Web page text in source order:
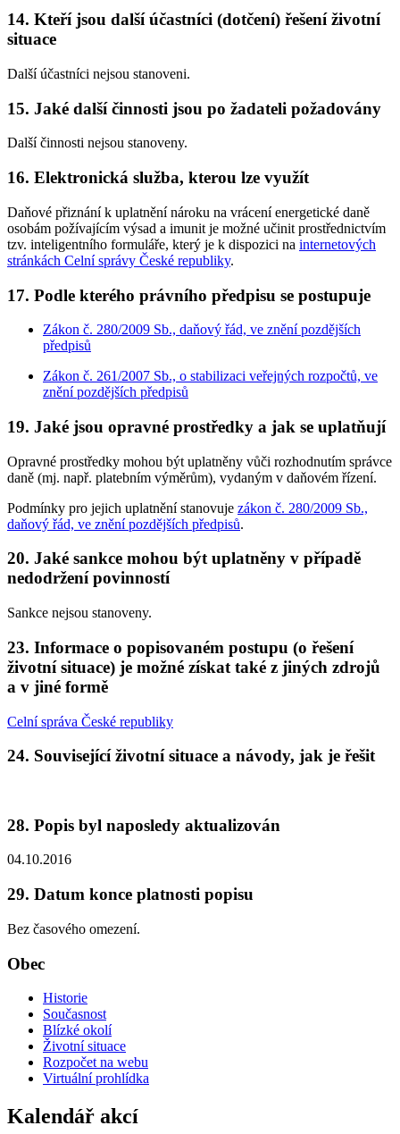
14. Kteří jsou další účastníci (dotčení) řešení životní
situace
Další účastníci nejsou stanoveni.
15. Jaké další činnosti jsou po žadateli požadovány
Další činnosti nejsou stanoveny.
16. Elektronická služba, kterou lze využít
Daňové přiznání k uplatnění nároku na vrácení energetické daně
osobám požívajícím výsad a imunit je možné učinit prostřednictvím
tzv. inteligentního formuláře, který je k dispozici na internetových
stránkách Celní správy České republiky.
17. Podle kterého právního předpisu se postupuje
Zákon č. 280/2009 Sb., daňový řád, ve znění pozdějších
předpisů
Zákon č. 261/2007 Sb., o stabilizaci veřejných rozpočtů, ve
znění pozdějších předpisů
19. Jaké jsou opravné prostředky a jak se uplatňují
Opravné prostředky mohou být uplatněny vůči rozhodnutím správce
daně (mj. např. platebním výměrům), vydaným v daňovém řízení.
Podmínky pro jejich uplatnění stanovuje zákon č. 280/2009 Sb.,
daňový řád, ve znění pozdějších předpisů.
20. Jaké sankce mohou být uplatněny v případě
nedodržení povinností
Sankce nejsou stanoveny.
23. Informace o popisovaném postupu (o řešení
životní situace) je možné získat také z jiných zdrojů
a v jiné formě
Celní správa České republiky
24. Související životní situace a návody, jak je řešit
28. Popis byl naposledy aktualizován
04.10.2016
29. Datum konce platnosti popisu
Bez časového omezení.
Obec
Historie
Současnost
Blízké okolí
Životní situace
Rozpočet na webu
Virtuální prohlídka
Kalendář akcí